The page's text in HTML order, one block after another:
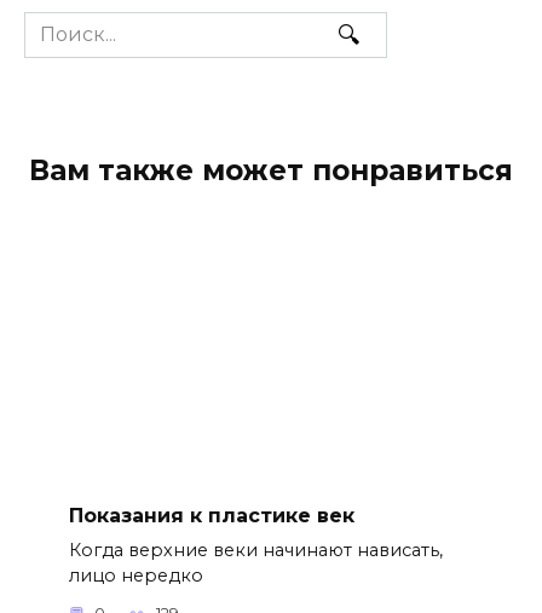
Search
for:
Вам также может понравиться
Показания к пластике век
Когда верхние веки начинают нависать,
лицо нередко